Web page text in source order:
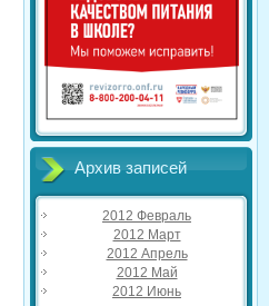
Архив записей
2012 Февраль
2012 Март
2012 Апрель
2012 Май
2012 Июнь